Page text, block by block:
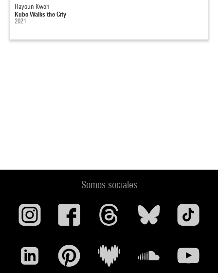
Hayoun Kwon
Kubo Walks the City
2021
Somos sociales